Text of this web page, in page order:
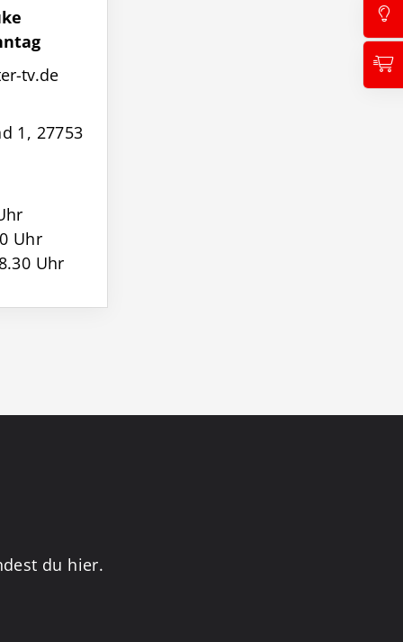
tv.de
1, 27753
Uhr
Uhr
du hier.